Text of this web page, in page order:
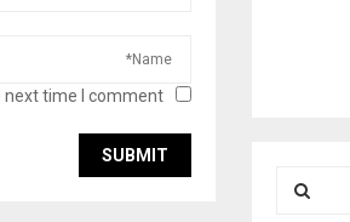
time I comment.